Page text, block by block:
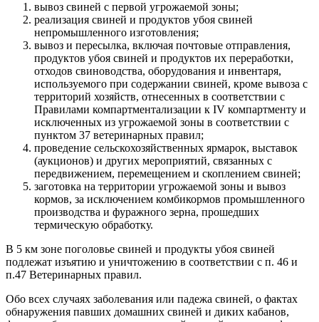
вывоз свиней с первой угрожаемой зоны;
реализация свиней и продуктов убоя свиней
непромышленного изготовления;
вывоз и пересылка, включая почтовые отправления,
продуктов убоя свиней и продуктов их переработки,
отходов свиноводства, оборудования и инвентаря,
используемого при содержании свиней, кроме вывоза с
территорий хозяйств, отнесенных в соответствии с
Правилами компартментализации к ӀV компартменту и
исключенных из угрожаемой зоны в соответствии с
пунктом 37 ветеринарных правил;
проведение сельскохозяйственных ярмарок, выставок
(аукционов) и других мероприятий, связанных с
передвижением, перемещением и скоплением свиней;
заготовка на территории угрожаемой зоны и вывоз
кормов, за исключением комбикормов промышленного
производства и фуражного зерна, прошедших
термическую обработку.
В 5 км зоне поголовье свиней и продукты убоя свиней
подлежат изъятию и уничтожению в соответствии с п. 46 и
п.47 Ветеринарных правил.
Обо всех случаях заболевания или падежа свиней, о фактах
обнаружения павших домашних свиней и диких кабанов,